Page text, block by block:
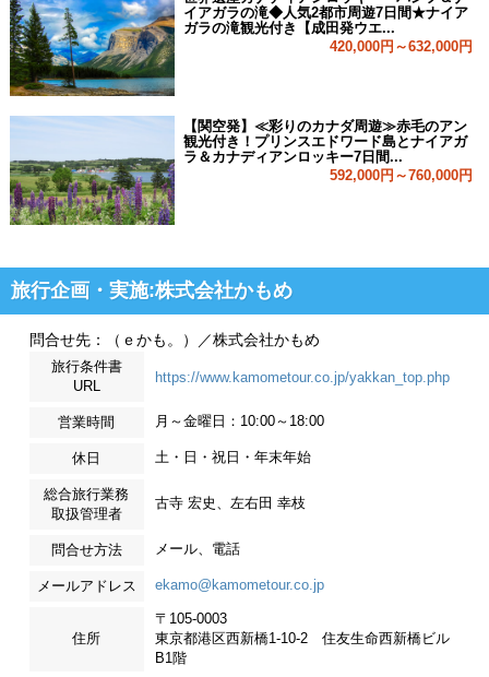
イアガラの滝◆人気2都市周遊7日間★ナイア
ガラの滝観光付き【成田発ウエ...
420,000円～632,000円
【関空発】≪彩りのカナダ周遊≫赤毛のアン
観光付き！プリンスエドワード島とナイアガ
ラ＆カナディアンロッキー7日間...
592,000円～760,000円
旅行企画・実施:株式会社かもめ
問合せ先：（ｅかも。）／株式会社かもめ
旅行条件書
URL
https://www.kamometour.co.jp/yakkan_top.php
営業時間 月～金曜日：10:00～18:00
休日 土・日・祝日・年末年始
総合旅行業務
取扱管理者
古寺 宏史、左右田 幸枝
問合せ方法 メール、電話
メールアドレス ekamo@kamometour.co.jp
住所
〒105-0003
東京都港区西新橋1-10-2 住友生命西新橋ビル
B1階